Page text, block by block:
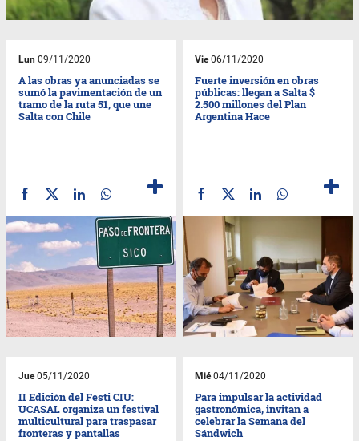
Lun 09/11/2020
A las obras ya anunciadas se
sumó la pavimentación de un
tramo de la ruta 51, que une
Salta con Chile
Vie06/11/2020
Fuerte inversión en obras
públicas: llegan a Salta $
2.500 millones del Plan
Argentina Hace
Jue05/11/2020
II Edición del Festi CIU:
UCASAL organiza un festival
multicultural para traspasar
fronteras y pantallas
Mié04/11/2020
Para impulsar la actividad
gastronómica, invitan a
celebrar la Semana del
Sándwich